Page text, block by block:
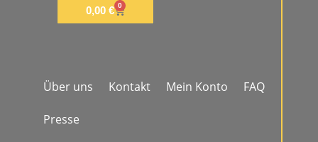
0,00 € 0
Über uns Kontakt Mein Konto FAQ
Presse